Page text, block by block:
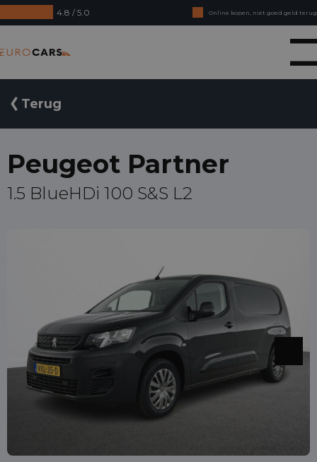
4.8 / 5.0
Online kopen, niet goed geld terug
Financial lease - Soepele acceptatie
Terug
Peugeot Partner
1.5 BlueHDi 100 S&S L2